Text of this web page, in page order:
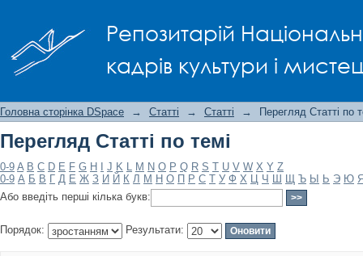
Репозитарій
кадрів культури і
Головна сторінка DSpace → Статті → Статті → Перегляд Статті по
Перегляд Статті по темі
0-9 A B C D E F G H J K L M N O P Q R S T U V W X Y Z
0-9 А Б В Г Д Е Ж З И Й К Л М Н О П Р С Т У Ф Х Ц Ч Ш Щ Ъ Ы Ь Э Ю
Або введіть перші кілька букв:
Порядок: Результати: